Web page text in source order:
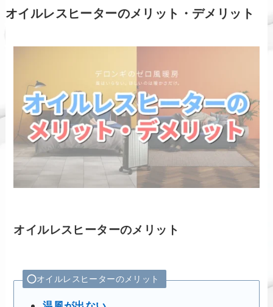
オイルレスヒーターのメリット・デメリット
オイルレスヒーターのメリット
オイルレスヒーターのメリット